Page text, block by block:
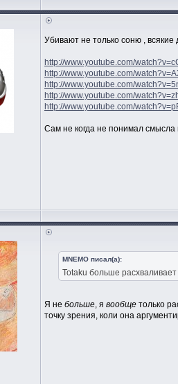
Убивают не только соню ,
http://www.youtube.com/
http://www.youtube.com/
http://www.youtube.com/
http://www.youtube.com/
http://www.youtube.com/
Сам не когда не понимал смысла
MNEMO писал(а):
Totaku больше
Я не больше, я вообще только
точку зрения, коли она